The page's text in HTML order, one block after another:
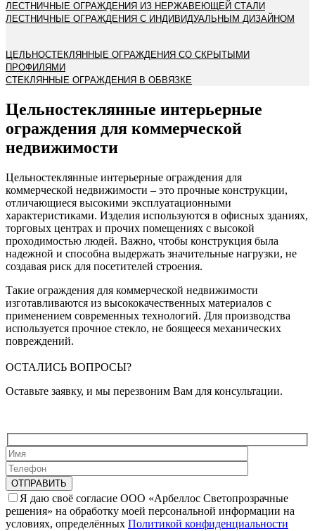
ЛЕСТНИЧНЫЕ ОГРАЖДЕНИЯ ИЗ НЕРЖАВЕЮЩЕЙ СТАЛИ
ЛЕСТНИЧНЫЕ ОГРАЖДЕНИЯ С ИНДИВИДУАЛЬНЫМ ДИЗАЙНОМ
ЦЕЛЬНОСТЕКЛЯННЫЕ ОГРАЖДЕНИЯ СО СКРЫТЫМИ
ПРОФИЛЯМИ
СТЕКЛЯННЫЕ ОГРАЖДЕНИЯ В ОБВЯЗКЕ
Цельностеклянные интерьерные
ограждения для коммерческой
недвижимости
Цельностеклянные интерьерные ограждения для
коммерческой недвижимости – это прочные конструкции,
отличающиеся высокими эксплуатационными
характеристиками. Изделия используются в офисных зданиях,
торговых центрах и прочих помещениях с высокой
проходимостью людей. Важно, чтобы конструкция была
надежной и способна выдержать значительные нагрузки, не
создавая риск для посетителей строения.
Такие ограждения для коммерческой недвижимости
изготавливаются из высококачественных материалов с
применением современных технологий. Для производства
используется прочное стекло, не боящееся механических
повреждений.
ОСТАЛИСЬ ВОПРОСЫ?
Оставьте заявку, и мы перезвоним Вам для консультации.
Я даю своё согласие ООО «Арбеллос Светопрозрачные
решения» на обработку моей персональной информации на
условиях, определённых Политикой конфиденциальности